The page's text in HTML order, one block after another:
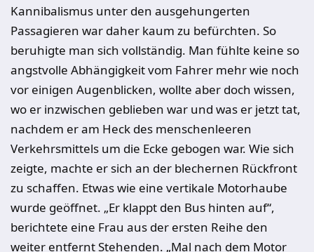
Kannibalismus unter den ausgehungerten
Passagieren war daher kaum zu befürchten. So
beruhigte man sich vollständig. Man fühlte keine so
angstvolle Abhängigkeit vom Fahrer mehr wie noch
vor einigen Augenblicken, wollte aber doch wissen,
wo er inzwischen geblieben war und was er jetzt tat,
nachdem er am Heck des menschenleeren
Verkehrsmittels um die Ecke gebogen war. Wie sich
zeigte, machte er sich an der blechernen Rückfront
zu schaffen. Etwas wie eine vertikale Motorhaube
wurde geöffnet. „Er klappt den Bus hinten auf“,
berichtete eine Frau aus der ersten Reihe den
weiter entfernt Stehenden. „Mal nach dem Motor